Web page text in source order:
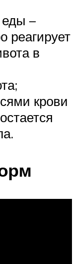
–
реагирует
в
крови